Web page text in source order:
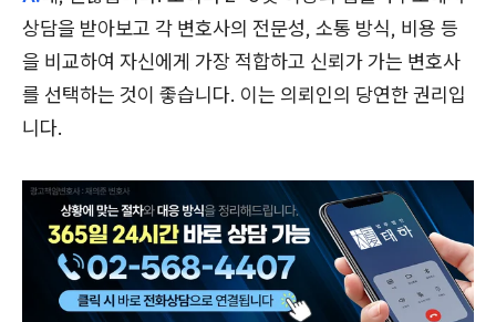
상담을 받아보고 각 변호사의 전문성, 소통 방식, 비용 등
을 비교하여 자신에게 가장 적합하고 신뢰가 가는 변호사
를 선택하는 것이 좋습니다. 이는 의뢰인의 당연한 권리입
니다.